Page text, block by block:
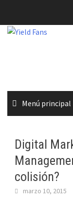
contenido
Menú principal
Digital
colisión?
marzo 10, 2015